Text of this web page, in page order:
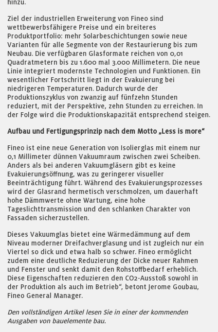
hinzu.
Ziel der industriellen Erweiterung von Fineo sind
wettbewerbsfähigere Preise und ein breiteres
Produktportfolio: mehr Solarbeschichtungen sowie neue
Varianten für alle Segmente von der Restaurierung bis zum
Neubau. Die verfügbaren Glasformate reichen von 0,01
Quadratmetern bis zu 1.600 mal 3.000 Millimetern. Die neue
Linie integriert modernste Technologien und Funktionen. Ein
wesentlicher Fortschritt liegt in der Evakuierung bei
niedrigeren Temperaturen. Dadurch wurde der
Produktionszyklus von zwanzig auf fünfzehn Stunden
reduziert, mit der Perspektive, zehn Stunden zu erreichen. In
der Folge wird die Produktionskapazität entsprechend steigen.
Aufbau und Fertigungsprinzip nach dem Motto „Less is more“
Fineo ist eine neue Generation von Isolierglas mit einem nur
0,1 Millimeter dünnen Vakuumraum zwischen zwei Scheiben.
Anders als bei anderen Vakuumgläsern gibt es keine
Evakuierungsöffnung, was zu geringerer visueller
Beeinträchtigung führt. Während des Evakuierungsprozesses
wird der Glasrand hermetisch verschmolzen, um dauerhaft
hohe Dämmwerte ohne Wartung, eine hohe
Tageslichttransmission und den schlanken Charakter von
Fassaden sicherzustellen.
Dieses Vakuumglas bietet eine Wärmedämmung auf dem
Niveau moderner Dreifachverglasung und ist zugleich nur ein
Viertel so dick und etwa halb so schwer. Fineo ermöglicht
zudem eine deutliche Reduzierung der Dicke neuer Rahmen
und Fenster und senkt damit den Rohstoffbedarf erheblich.
Diese Eigenschaften reduzieren den CO2-Ausstoß sowohl in
der Produktion als auch im Betrieb“, betont Jerome Goubau,
Fineo General Manager.
Den vollständigen Artikel lesen Sie in einer der kommenden
Ausgaben von bauelemente bau.